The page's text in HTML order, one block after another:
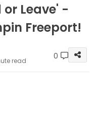
or Leave' -
Freeport!
read 0